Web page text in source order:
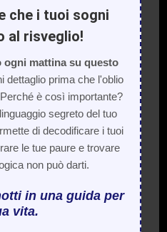
che i tuoi sogni
al risveglio!
mattina su questo
dettaglio prima che l'oblio
è così importante?
segreto del tuo
di decodificare i tuoi
le tue paure e trovare
non può darti.
in una guida per
vita.